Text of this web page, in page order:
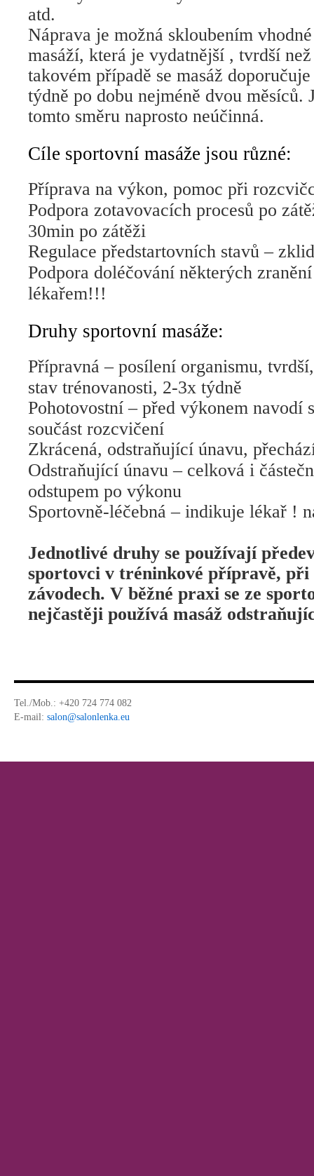
atd.
Náprava je možná skloubením
masáží, která je vydatnější , tvrdší
takovém případě se masáž
týdně po dobu nejméně dvou měsíců.
tomto směru naprosto neúčinná.
Cíle sportovní masáže jsou různé:
Příprava na výkon, pomoc při
Podpora zotavovacích procesů po
30min po zátěži
Regulace předstartovních stavů –
Podpora doléčování některých
lékařem!!!
Druhy sportovní masáže:
Přípravná – posílení organismu,
stav trénovanosti, 2-3x týdně
Pohotovostní – před výkonem navodí
součást rozcvičení
Zkrácená, odstraňující únavu,
Odstraňující únavu – celková i
odstupem po výkonu
Sportovně-léčebná – indikuje lékař !
Jednotlivé druhy se používají
sportovci v tréninkové přípravě, při
závodech. V běžné praxi se ze
nejčastěji používá masáž
Tel./Mob.: +420 724 774 082
E-mail: salon@salonlenka.eu